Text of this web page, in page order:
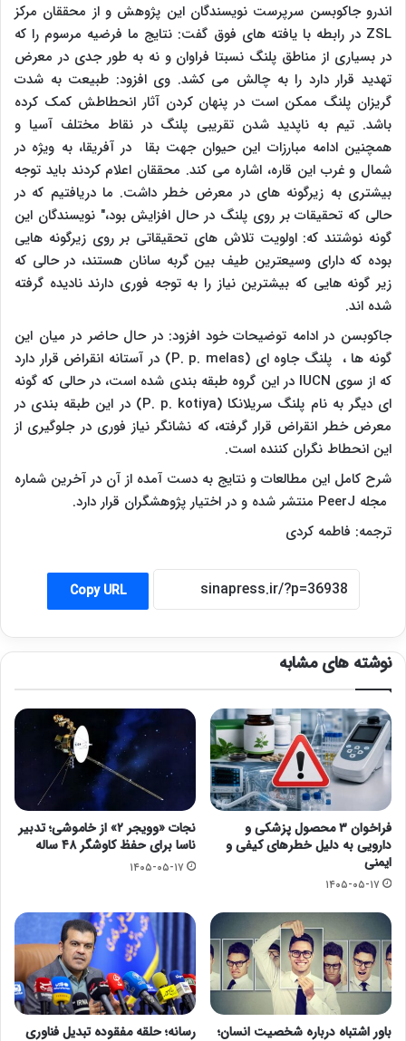
اندرو جاکوبسن سرپرست نویسندگان این پژوهش و از محققان مرکز
ZSL در رابطه با یافته های فوق گفت: نتایج ما فرضیه مرسوم را که
در بسیاری از مناطق پلنگ نسبتا فراوان و نه به طور جدی در معرض
تهدید قرار دارد را به چالش می کشد. وی افزود: طبیعت به شدت
گریزان پلنگ ممکن است در پنهان کردن آثار انحطاطش کمک کرده
باشد. تیم به ناپدید شدن تقریبی پلنگ در نقاط مختلف آسیا و
همچنین ادامه مبارزات این حیوان جهت بقا در آفریقا، به ویژه در
شمال و غرب این قاره، اشاره می کند. محققان اعلام کردند باید توجه
بیشتری به زیرگونه های در معرض خطر داشت. ما دریافتیم که در
حالی که تحقیقات بر روی پلنگ در حال افزایش بود،" نویسندگان این
گونه نوشتند که: اولویت تلاش های تحقیقاتی بر روی زیرگونه هایی
بوده که دارای وسیعترین طیف بین گربه سانان هستند، در حالی که
زیر گونه هایی که بیشترین نیاز را به توجه فوری دارند نادیده گرفته
شده اند.
جاکوبسن در ادامه توضیحات خود افزود: در حال حاضر در میان این
گونه ها ، پلنگ جاوه ای (P. p. melas) در آستانه انقراض قرار دارد
که از سوی IUCN در این گروه طبقه بندی شده است، در حالی که گونه
ای دیگر به نام پلنگ سریلانکا (P. p. kotiya) در این طبقه بندی در
معرض خطر انقراض قرار گرفته، که نشانگر نیاز فوری در جلوگیری از
این انحطاط نگران کننده است.
شرح کامل این مطالعات و نتایج به دست آمده از آن در آخرین شماره
مجله PeerJ منتشر شده و در اختیار پژوهشگران قرار دارد.
ترجمه: فاطمه کردی
Copy URL
نوشته های مشابه
فراخوان ۳ محصول پزشکی و
دارویی به دلیل خطرهای کیفی و
ایمنی
۱۴۰۵-۰۵-۱۷
نجات «وویجر ۲» از خاموشی؛ تدبیر
ناسا برای حفظ کاوشگر ۴۸ ساله
۱۴۰۵-۰۵-۱۷
باور اشتباه درباره شخصیت انسان؛
رسانه؛ حلقه مفقوده تبدیل فناوری